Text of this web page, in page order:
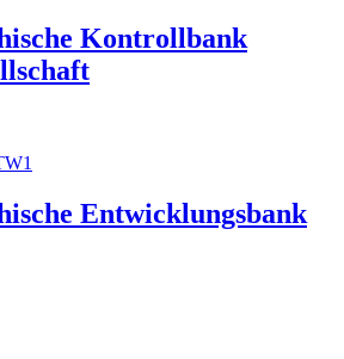
Kontrollbank
Entwicklungsbank